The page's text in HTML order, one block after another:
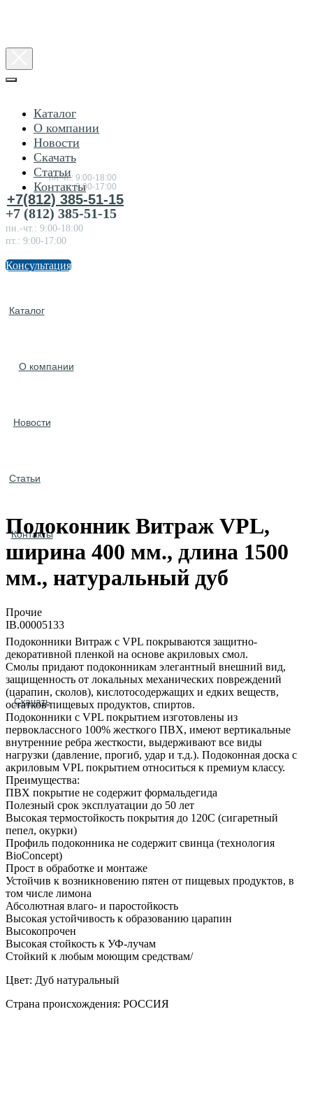
Консультация
товарам
пн-чт.: 9:00-18:00
пт.:9:00-17:00
+7(812) 385-51-15
Каталог
О компании
Новости
Статьи
Контакты
Скачать
Каталог
О компании
Новости
Скачать
Статьи
Контакты
+7 (812) 385-51-15
пн.-чт.: 9:00-18:00
пт.: 9:00-17:00
Консультация
Подоконник Витраж VPL,
ширина 400 мм., длина 1500
мм., натуральный дуб
Прочие
IB.00005133
Подоконники Витраж с VPL покрываются защитно-
декоративной пленкой на основе акриловых смол.
Смолы придают подоконникам элегантный внешний вид,
защищенность от локальных механических повреждений
(царапин, сколов), кислотосодержащих и едких веществ,
остатков пищевых продуктов, спиртов.
Подоконники с VPL покрытием изготовлены из
первоклассного 100% жесткого ПВХ, имеют вертикальные
внутренние ребра жесткости, выдерживают все виды
нагрузки (давление, прогиб, удар и т.д.). Подоконная доска с
акриловым VPL покрытием относиться к премиум классу.
Преимущества:
ПВХ покрытие не содержит формальдегида
Полезный срок эксплуатации до 50 лет
Высокая термостойкость покрытия до 120С (сигаретный
пепел, окурки)
Профиль подоконника не содержит свинца (технология
BioConcept)
Прост в обработке и монтаже
Устойчив к возникновению пятен от пищевых продуктов, в
том числе лимона
Абсолютная влаго- и паростойкость
Высокая устойчивость к образованию царапин
Высокопрочен
Высокая стойкость к УФ-лучам
Стойкий к любым моющим средствам/
Цвет: Дуб натуральный
Страна происхождения: РОССИЯ